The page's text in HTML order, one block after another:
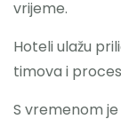
vrijeme.
Hoteli ulažu
timova i
S vremenom